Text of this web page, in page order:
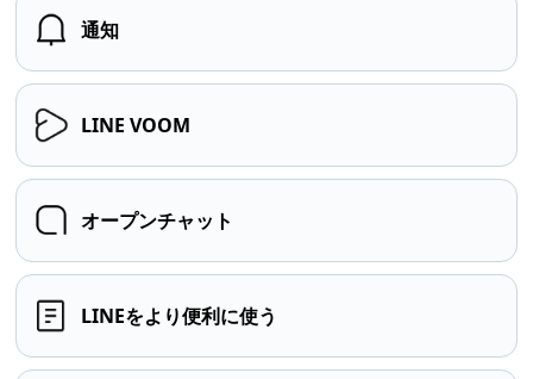
通知
LINE VOOM
オープンチャット
LINEをより便利に使う